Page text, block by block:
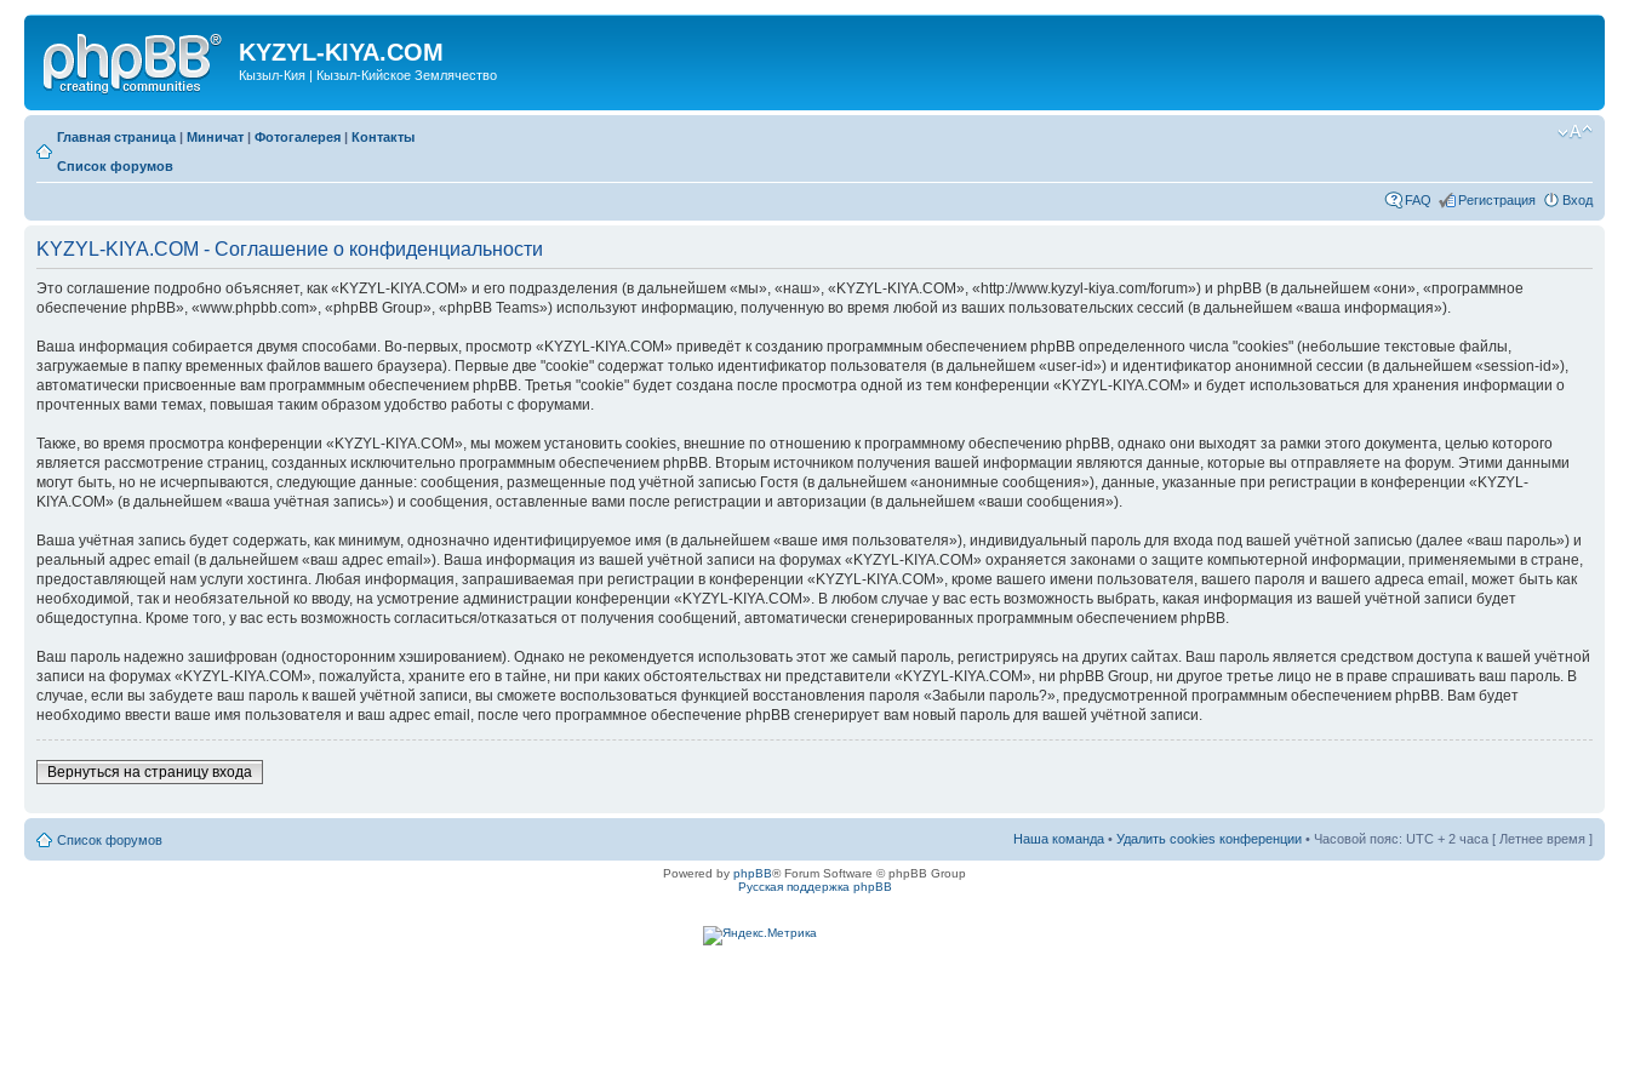
KYZYL-KIYA.COM
Кызыл-Кия | Кызыл-Кийское Землячество
Главная страница | Миничат | Фотогалерея | Контакты
Список форумов
FAQ Регистрация Вход
KYZYL-KIYA.COM - Соглашение о конфиденциальности
Это соглашение подробно объясняет, как «KYZYL-KIYA.COM» и его подразделения (в дальнейшем «мы», «наш», «KYZYL-KIYA.COM», «http://www.kyzyl-kiya.com/forum») и phpBB (в дальнейшем «они», «программное
обеспечение phpBB», «www.phpbb.com», «phpBB Group», «phpBB Teams») используют информацию, полученную во время любой из ваших пользовательских сессий (в дальнейшем «ваша информация»).
Ваша информация собирается двумя способами. Во-первых, просмотр «KYZYL-KIYA.COM» приведёт к созданию программным обеспечением phpBB определенного числа "cookies" (небольшие текстовые файлы,
загружаемые в папку временных файлов вашего браузера). Первые две "cookie" содержат только идентификатор пользователя (в дальнейшем «user-id») и идентификатор анонимной сессии (в дальнейшем «session-id»),
автоматически присвоенные вам программным обеспечением phpBB. Третья "cookie" будет создана после просмотра одной из тем конференции «KYZYL-KIYA.COM» и будет использоваться для хранения информации о
прочтенных вами темах, повышая таким образом удобство работы с форумами.
Также, во время просмотра конференции «KYZYL-KIYA.COM», мы можем установить cookies, внешние по отношению к программному обеспечению phpBB, однако они выходят за рамки этого документа, целью которого
является рассмотрение страниц, созданных исключительно программным обеспечением phpBB. Вторым источником получения вашей информации являются данные, которые вы отправляете на форум. Этими данными
могут быть, но не исчерпываются, следующие данные: сообщения, размещенные под учётной записью Гостя (в дальнейшем «анонимные сообщения»), данные, указанные при регистрации в конференции «KYZYL-
KIYA.COM» (в дальнейшем «ваша учётная запись») и сообщения, оставленные вами после регистрации и авторизации (в дальнейшем «ваши сообщения»).
Ваша учётная запись будет содержать, как минимум, однозначно идентифицируемое имя (в дальнейшем «ваше имя пользователя»), индивидуальный пароль для входа под вашей учётной записью (далее «ваш пароль») и
реальный адрес email (в дальнейшем «ваш адрес email»). Ваша информация из вашей учётной записи на форумах «KYZYL-KIYA.COM» охраняется законами о защите компьютерной информации, применяемыми в стране,
предоставляющей нам услуги хостинга. Любая информация, запрашиваемая при регистрации в конференции «KYZYL-KIYA.COM», кроме вашего имени пользователя, вашего пароля и вашего адреса email, может быть как
необходимой, так и необязательной ко вводу, на усмотрение администрации конференции «KYZYL-KIYA.COM». В любом случае у вас есть возможность выбрать, какая информация из вашей учётной записи будет
общедоступна. Кроме того, у вас есть возможность согласиться/отказаться от получения сообщений, автоматически сгенерированных программным обеспечением phpBB.
Ваш пароль надежно зашифрован (односторонним хэшированием). Однако не рекомендуется использовать этот же самый пароль, регистрируясь на других сайтах. Ваш пароль является средством доступа к вашей учётной
записи на форумах «KYZYL-KIYA.COM», пожалуйста, храните его в тайне, ни при каких обстоятельствах ни представители «KYZYL-KIYA.COM», ни phpBB Group, ни другое третье лицо не в праве спрашивать ваш пароль. В
случае, если вы забудете ваш пароль к вашей учётной записи, вы сможете воспользоваться функцией восстановления пароля «Забыли пароль?», предусмотренной программным обеспечением phpBB. Вам будет
необходимо ввести ваше имя пользователя и ваш адрес email, после чего программное обеспечение phpBB сгенерирует вам новый пароль для вашей учётной записи.
Вернуться на страницу входа
Список форумов Наша команда • Удалить cookies конференции • Часовой пояс: UTC + 2 часа [ Летнее время ]
Powered by phpBB® Forum Software © phpBB Group
Русская поддержка phpBB